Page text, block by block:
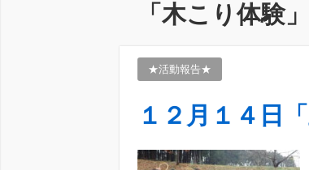
「木こり体験
★活動報告★
１２月１４日